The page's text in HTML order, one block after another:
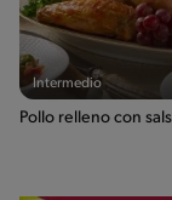
Intermedio
Pollo relleno con